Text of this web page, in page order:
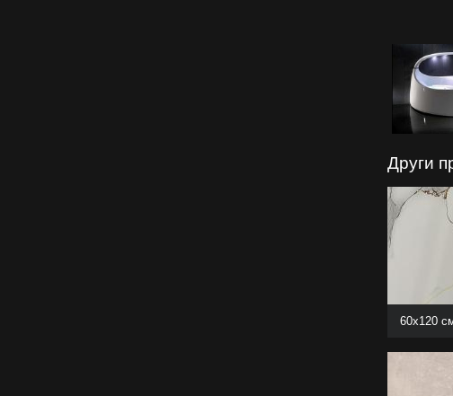
Други
60x120